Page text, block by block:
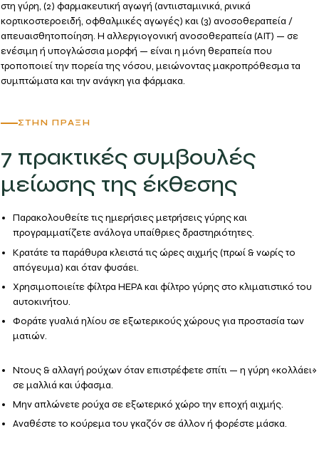
στη γύρη, (2) φαρμακευτική αγωγή (αντιισταμινικά, ρινικά
κορτικοστεροειδή, οφθαλμικές αγωγές) και(3) ανοσοθεραπεία /
απευαισθητοποίηση. Η αλλεργιογονική ανοσοθεραπεία (AIT) — σε
ενέσιμη ή υπογλώσσια μορφή — είναι η μόνη θεραπεία που
τροποποιεί την πορεία της νόσου, μειώνοντας μακροπρόθεσμα τα
συμπτώματα και την ανάγκη για φάρμακα.
ΣΤΗΝ ΠΡΆΞΗ
7 πρακτικές συμβουλές
μείωσης της έκθεσης
Παρακολουθείτε τιςημερήσιες μετρήσεις γύρηςκαι
προγραμματίζετε ανάλογα υπαίθριες δραστηριότητες.
Κρατάτε τα παράθυρα κλειστά τις ώρες αιχμής (πρωί & νωρίς το
απόγευμα) και όταν φυσάει.
Χρησιμοποιείτεφίλτρα HEPAκαι φίλτρο γύρης στο κλιματιστικό του
αυτοκινήτου.
Φοράτεγυαλιά ηλίου σε εξωτερικούς χώρους για προστασία των
ματιών.
Ντους & αλλαγή ρούχωνόταν επιστρέφετε σπίτι — η γύρη «κολλάει»
σε μαλλιά και ύφασμα.
Μηναπλώνετε ρούχα σε εξωτερικό χώρο την εποχή αιχμής.
Αναθέστε το κούρεμα του γκαζόνσε άλλον ή φορέστε μάσκα.